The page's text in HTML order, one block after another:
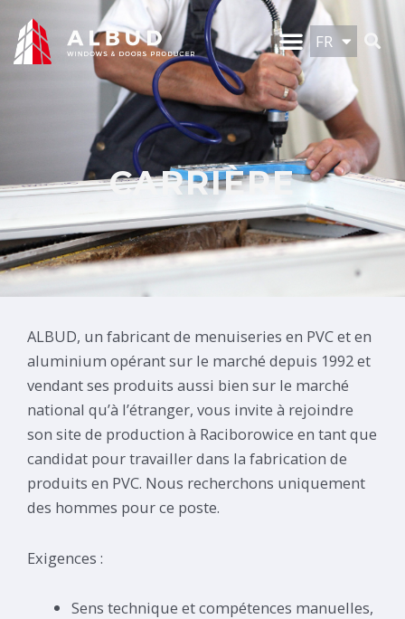
contenu
Menu
FR
DE
NL
CARRIÈRE
ALBUD, un fabricant de menuiseries en PVC et en
aluminium opérant sur le marché depuis 1992 et
vendant ses produits aussi bien sur le marché
national qu’à l’étranger, vous invite à rejoindre
son site de production à Raciborowice en tant que
candidat pour travailler dans la fabrication de
produits en PVC. Nous recherchons uniquement
des hommes pour ce poste.
Exigences :
Sens technique et compétences manuelles,